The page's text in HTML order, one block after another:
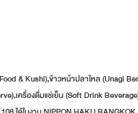
& Kushi),ข้าวหน้าปลาไหล (Unagi
เครื่องดื่มแช่เย็น (Soft Drink